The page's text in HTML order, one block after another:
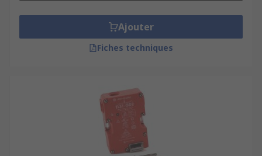
Ajouter
Fiches techniques